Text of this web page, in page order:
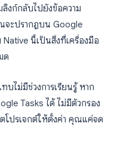
งก์กลับไปยังข้อความ
ะปรากฏบน Google
นี้เป็นสิ่งที่เครื่องมือ
ด
บไม่มีช่วงการเรียนรู้ หาก
Tasks ได้ ไม่มีตัวกรอง
โปรเจกต์ให้ตั้งค่า คุณแค่จด